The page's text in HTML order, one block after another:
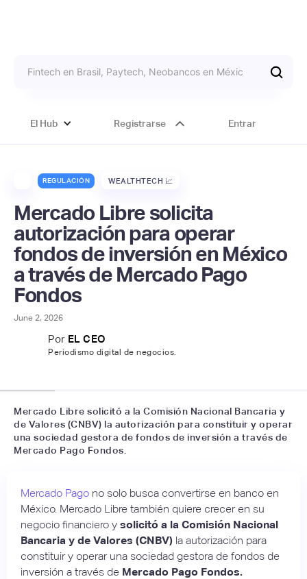
El Hub Registrarse Entrar
REGULACIÓN WEALTHTECH 📈
Mercado Libre solicita
autorización para operar
fondos de inversión en México
a través de Mercado Pago
Fondos
June 2, 2026
Por EL CEO
Periodismo digital de negocios.
Mercado Libre solicitó a la Comisión Nacional Bancaria y
de Valores (CNBV) la autorización para constituir y operar
una sociedad gestora de fondos de inversión a través de
Mercado Pago Fondos.
Mercado Pago no solo busca convertirse en banco en
México. Mercado Libre también quiere crecer en su
negocio financiero y solicitó a la Comisión Nacional
Bancaria y de Valores (CNBV) la autorización para
constituir y operar una sociedad gestora de fondos de
inversión a través de Mercado Pago Fondos.